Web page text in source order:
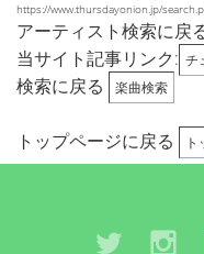
https://www.thursdayonion.jp/
アーティスト検索に戻
当サイト記事リンク: チ
検索に戻る 楽曲検索
トップページに戻る